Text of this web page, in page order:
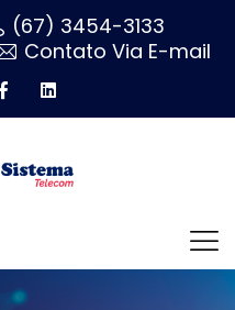
(67) 3454-3133
Contato Via E-mail